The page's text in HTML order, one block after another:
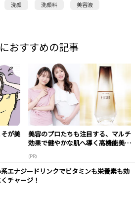
洗顔 洗顔料 美容液
おすすめの記事
が美
美容のプロたちも注目する、マルチ
効果で健やかな肌へ導く高機能美容
(PR)
エナジードリンクでビタミンも栄養素も効
チャージ！